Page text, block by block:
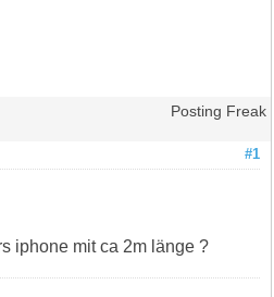
Posting Freak
#1
iphone mit ca 2m länge ?